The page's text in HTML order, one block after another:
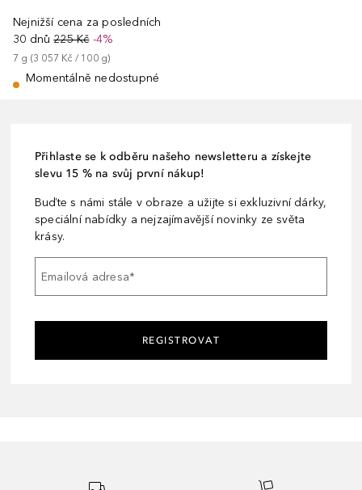
Nejnižší cena za posledních
30 dnů 225 Kč-4%
7 g (3 057 Kč / 100 g)
Momentálně nedostupné
Přihlaste se k odběru našeho newsletteru a získejte
slevu 15 % na svůj první nákup!
Buďte s námi stále v obraze a užijte si exkluzivní dárky,
speciální nabídky a nejzajímavější novinky ze světa
krásy.
Emailová adresa*
REGISTROVAT